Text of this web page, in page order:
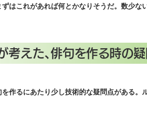
ずはこれがあれば何とかなりそうだ。数少な
考えた、俳句を作る時の疑
作るにあたり少し技術的な疑問点がある。